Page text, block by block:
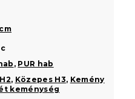
, PUR hab
, Közepes H3, Kemény
keménység